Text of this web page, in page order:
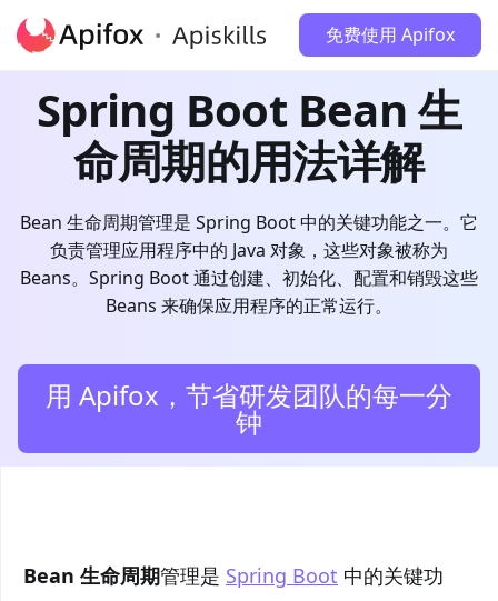
免费使用 Apifox
Spring Boot Bean 生
命周期的用法详解
Bean 生命周期管理是 Spring Boot 中的关键功能之一。它
负责管理应用程序中的 Java 对象，这些对象被称为
Beans。Spring Boot 通过创建、初始化、配置和销毁这些
Beans 来确保应用程序的正常运行。
用 Apifox，节省研发团队的每一分
钟
Bean 生命周期管理是 Spring Boot 中的关键功